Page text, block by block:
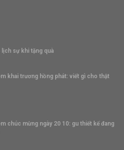
lịch sự khi tặng quà
khai trương hồng phát: viết gì cho thật
chúc mừng ngày 20 10: gu thiết kế đang